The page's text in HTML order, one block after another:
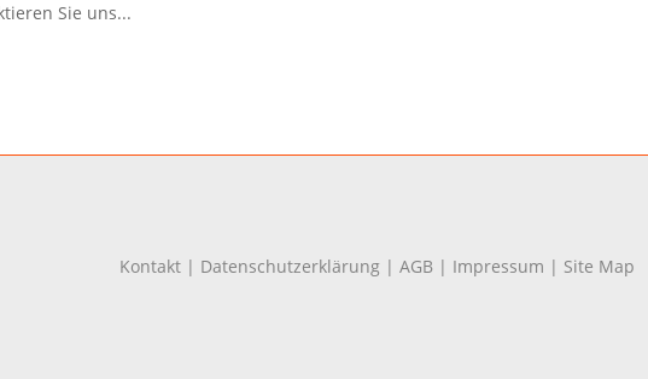
Sie uns...
Kontakt | Datenschutzerklärung |AGB | Impressum | Site Map